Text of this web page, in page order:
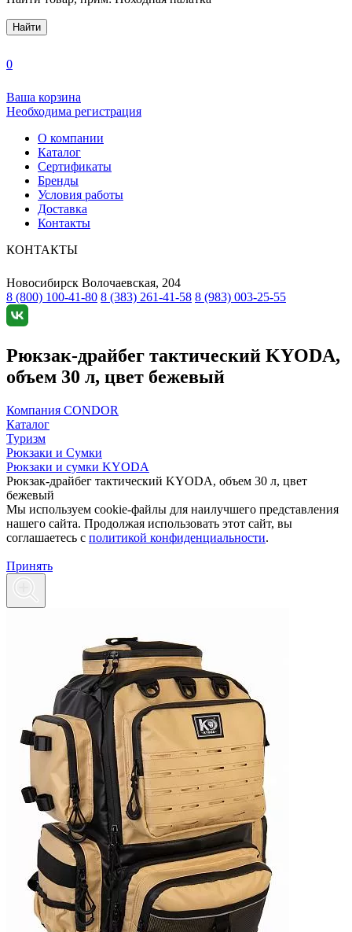
Найти
0
Ваша корзина
Необходима регистрация
О компании
Каталог
Сертификаты
Бренды
Условия работы
Доставка
Контакты
КОНТАКТЫ
Новосибирск Волочаевская, 204
8 (800) 100-41-80 8 (383) 261-41-58 8 (983) 003-25-55
Рюкзак-драйбег тактический KYODA,
объем 30 л, цвет бежевый
Компания CONDOR
Каталог
Туризм
Рюкзаки и Сумки
Рюкзаки и сумки KYODA
Рюкзак-драйбег тактический KYODA, объем 30 л, цвет
бежевый
Мы используем cookie-файлы для наилучшего представления
нашего сайта. Продолжая использовать этот сайт, вы
соглашаетесь c политикой конфиденциальности.
Принять